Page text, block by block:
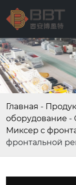
Главная -
оборудование -
Миксер с
фронтальной